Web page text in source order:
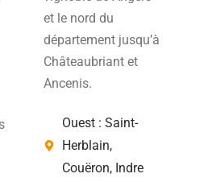
et le nord du
département jusqu’à
Châteaubriant et
Ancenis.
Ouest : Saint-
Herblain,
Couëron, Indre